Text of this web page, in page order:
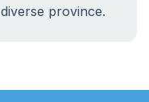
diverse province.